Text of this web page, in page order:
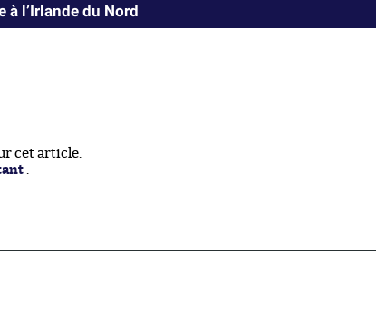
à l’Irlande du Nord
cet article.